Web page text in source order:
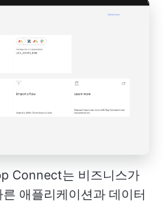
Connect는 비즈니스가
애플리케이션과 데이터